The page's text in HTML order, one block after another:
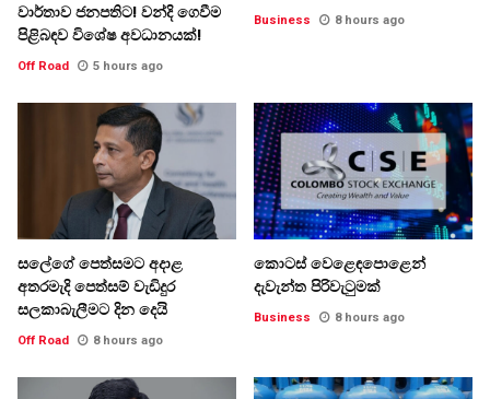
වාර්තාව ජනපතිට! වන්දි ගෙවීම
පිළිබඳව විශේෂ අවධානයක්!
Off Road 5 hours ago
Business 8 hours ago
සලේගේ පෙත්සමට අදාළ
අතරමැදි පෙත්සම් වැඩිදුර
සලකාබැලීමට දින දෙයි
Off Road 8 hours ago
කොටස් වෙළෙඳපොළෙන්
දැවැන්ත පිරිවැටුමක්
Business 8 hours ago